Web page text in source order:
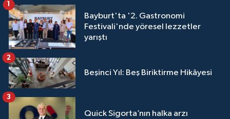
Bayburt'ta '2. Gastronomi
Festivali'nde yöresel lezzetler
yarıştı
1
Beşinci Yıl: Beş Biriktirme Hikâyesi
2
Quick Sigorta’nın halka arzı
3